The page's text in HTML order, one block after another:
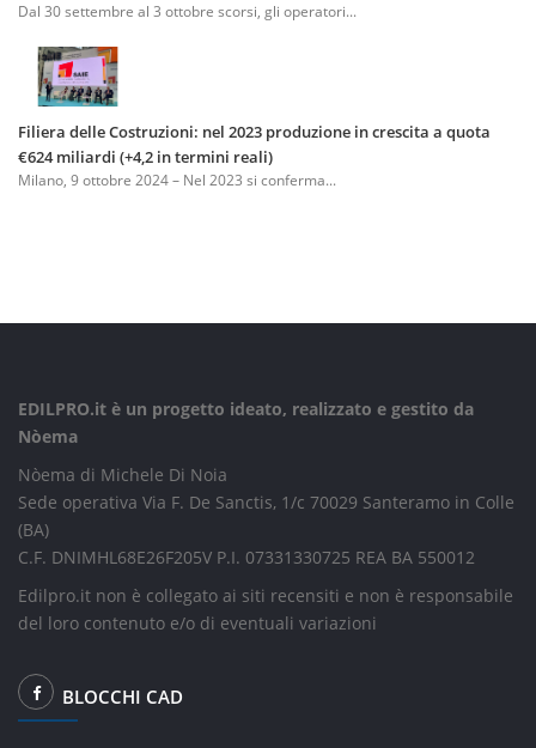
Dal 30 settembre al 3 ottobre scorsi, gli operatori...
Filiera delle Costruzioni: nel 2023 produzione in crescita a quota
€624 miliardi (+4,2 in termini reali)
Milano, 9 ottobre 2024 – Nel 2023 si conferma...
EDILPRO.it è un progetto ideato, realizzato e gestito da
Nòema
Nòema di Michele Di Noia
Sede operativa Via F. De Sanctis, 1/c 70029 Santeramo in Colle
(BA)
C.F. DNIMHL68E26F205V P.I. 07331330725 REA BA 550012
Edilpro.it non è collegato ai siti recensiti e non è responsabile
del loro contenuto e/o di eventuali variazioni
BLOCCHI CAD